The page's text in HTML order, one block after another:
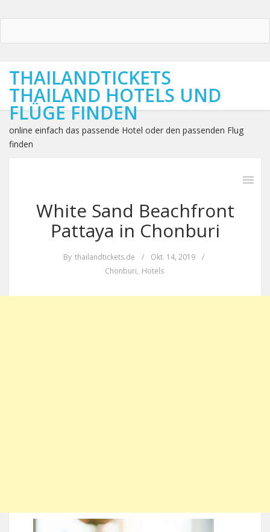
THAILANDTICKETS
THAILAND HOTELS UND
FLÜGE FINDEN
online einfach das passende Hotel oder den passenden Flug
finden
White Sand Beachfront
Pattaya in Chonburi
By thailandtickets.de / Okt. 14, 2019
/
Chonburi, Hotels